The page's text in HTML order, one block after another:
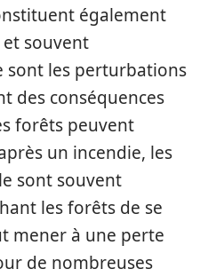
également
souvent
sont les perturbations
des conséquences
forêts peuvent
un incendie, les
sont souvent
les forêts de se
mener à une perte
de nombreuses